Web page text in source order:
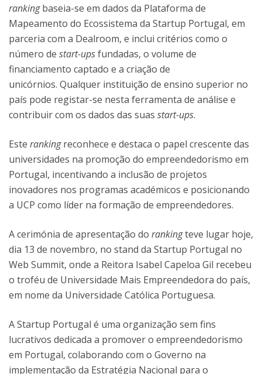
rankingbaseia-se em dados da Plataforma de
Mapeamento do Ecossistema da Startup Portugal, em
parceria com a Dealroom, e inclui critérios como o
número de start-upsfundadas, o volume de
financiamento captado e a criação de
unicórnios. Qualquer instituição de ensino superior no
país pode registar-se nesta ferramenta de análise e
contribuir com os dados das suas start-ups.
Este rankingreconhece e destaca o papel crescente das
universidades na promoção do empreendedorismo em
Portugal, incentivando a inclusão de projetos
inovadores nos programas académicos e posicionando
a UCP como líder na formação de empreendedores.
A cerimónia de apresentação do rankingteve lugar hoje,
dia 13 de novembro, no stand da Startup Portugal no
Web Summit, onde a Reitora Isabel Capeloa Gil recebeu
o troféu de Universidade Mais Empreendedora do país,
em nome da Universidade Católica Portuguesa.
A Startup Portugal é uma organização sem fins
lucrativos dedicada a promover o empreendedorismo
em Portugal, colaborando com o Governo na
implementação da Estratégia Nacional para o